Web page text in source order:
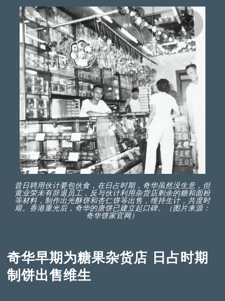
昔日聘用伙计要包伙食，在日占时期，奇华虽然没生意，但
黄业荣未有辞退员工，反与伙计利用杂货店剩余的糖和面粉
等材料，制作出光酥饼和杏仁饼等出售，维持生计，共度时
艰。香港重光后，奇华的唐饼已建立起口碑。（图片来源：
奇华饼家官网）
奇华早期为糖果杂货店 日占时期
制饼出售维生